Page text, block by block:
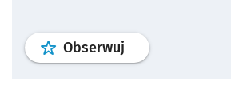
Obserwuj profil